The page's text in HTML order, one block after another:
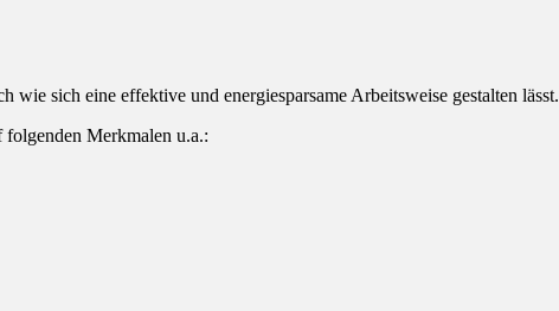
sich eine effektive und energiesparsame Arbeitsweise gestalten lässt.
folgenden Merkmalen u.a.: